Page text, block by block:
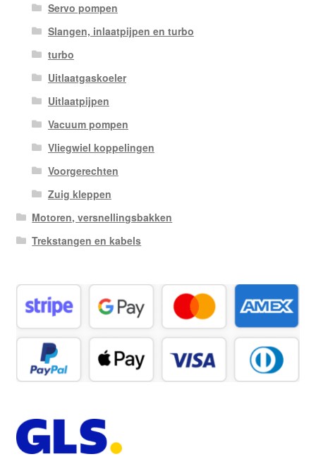
Servo pompen
Slangen, inlaatpijpen en turbo
turbo
Uitlaatgaskoeler
Uitlaatpijpen
Vacuum pompen
Vliegwiel koppelingen
Voorgerechten
Zuig kleppen
Motoren, versnellingsbakken
Trekstangen en kabels